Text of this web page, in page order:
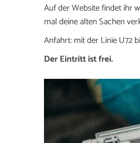
Auf der Website findet ihr
mal deine alten Sachen
Anfahrt: mit der Linie U72
Der Eintritt ist frei.